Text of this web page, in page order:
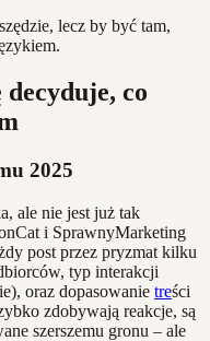
lecz by być tam,
co
2025
ale nie jest już tak
i SprawnyMarketing
post przez pryzmat kilku
typ interakcji
oraz dopasowanie treści
zdobywają reakcje, są
szerszemu gronu – ale